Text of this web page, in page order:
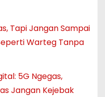
Tapi Jangan Sampai
Warteg Tanpa
5G Ngegas,
Jangan Kejebak